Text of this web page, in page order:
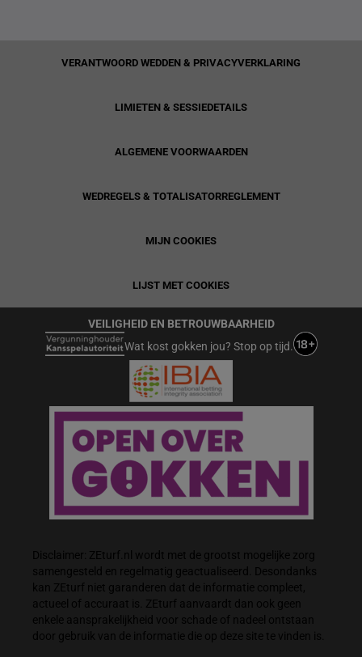
VERANTWOORD WEDDEN & PRIVACYVERKLARING
LIMIETEN & SESSIEDETAILS
ALGEMENE VOORWAARDEN
WEDREGELS & TOTALISATORREGLEMENT
MIJN COOKIES
LIJST MET COOKIES
VEILIGHEID EN BETROUWBAARHEID
Wat kost gokken jou? Stop op tijd.
Disclaimer: ZEturf.nl wordt met de grootst mogelijke zorg
samengesteld en regelmatig geactualiseerd. Desondanks
kan ZEturf niet garanderen dat de informatie compleet,
actueel of accuraat is. ZEturf aanvaardt dan ook geen
enkele aansprakelijkheid voor schade of nadeel ontstaan
door gebruik van de informatie die op deze site te vinden is.